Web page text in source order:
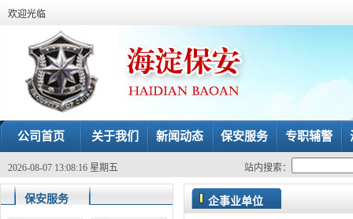
欢迎光临
公司首页 关于我们 新闻动态 保安服务 专职辅警
2026-08-07 13:08:16 星期五 站内搜索：
保安服务 企事业单位